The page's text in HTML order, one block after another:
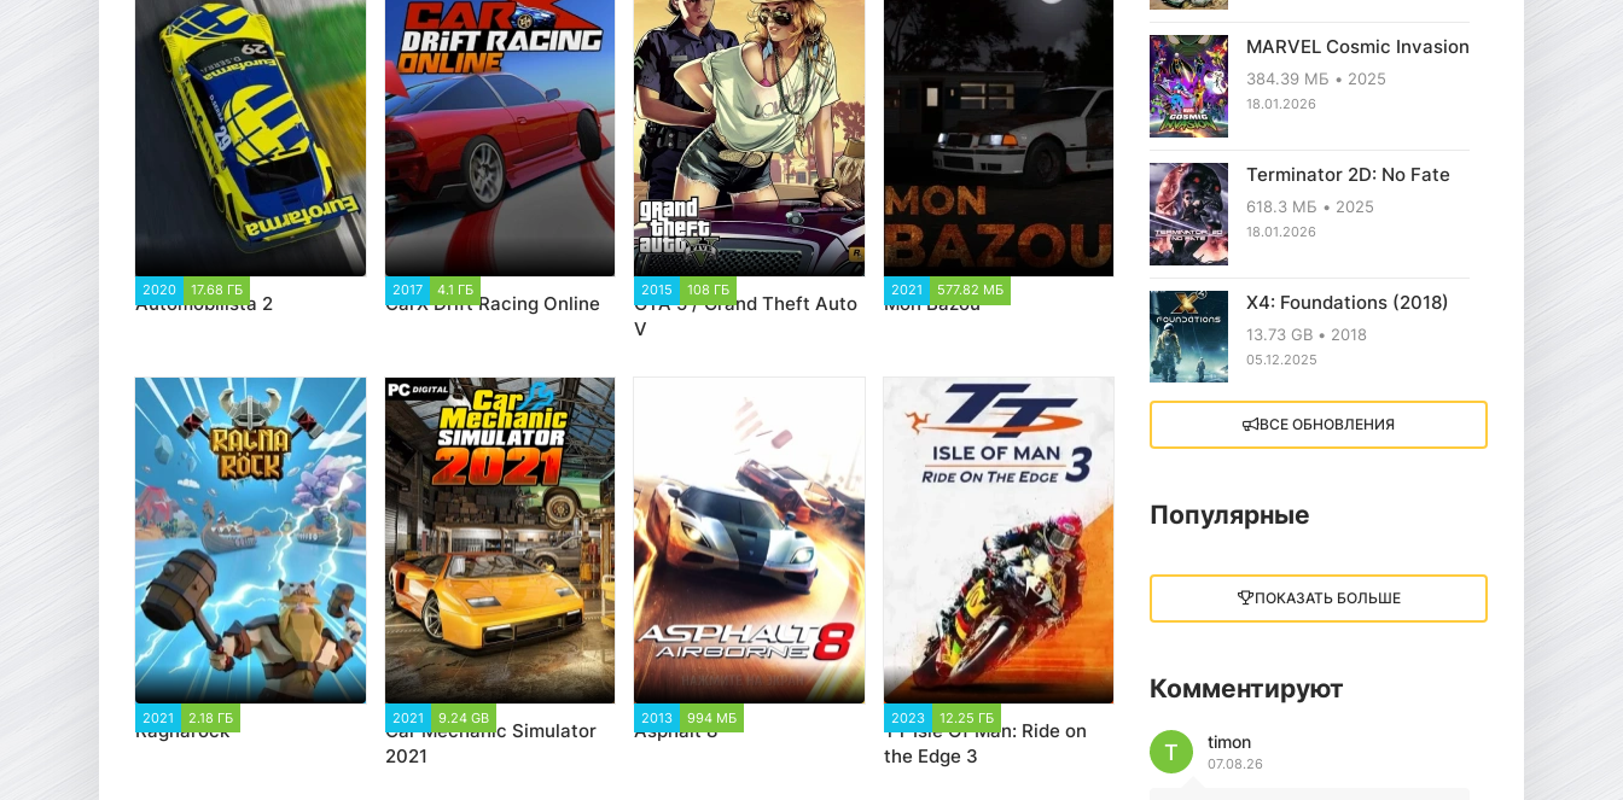
2020 17.68 ГБ
Automobilista 2
2017 4.1 ГБ
CarX Drift Racing Online
2015 108 ГБ
GTA 5 / Grand Theft Auto
V
2021 577.82 МБ
Mon Bazou
2021 2.18 ГБ
Ragnarock
2021 9.24 GB
Car Mechanic Simulator
2021
2013 994 МБ
Asphalt 8
2023 12.25 ГБ
TT Isle Of Man: Ride on
the Edge 3
MARVEL Cosmic Invasion
384.39 МБ 2025
18.01.2026
Terminator 2D: No Fate
618.3 МБ 2025
18.01.2026
X4: Foundations (2018)
13.73 GB 2018
05.12.2025
Little Nightmares III
4.96 ГБ 2023
MAFIA: THE OLD
COUNTRY
44.98 ГБ
04.12.2025
ВСЕ ОБНОВЛЕНИЯ
Популярные
ПОКАЗАТЬ БОЛЬШЕ
Комментируют
timon
07.08.26
T